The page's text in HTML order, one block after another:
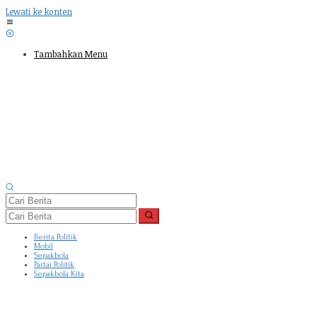
Lewati ke konten
Tambahkan Menu
Berita Politik
Mobil
Sepakbola
Partai Politik
Sepakbola Kita